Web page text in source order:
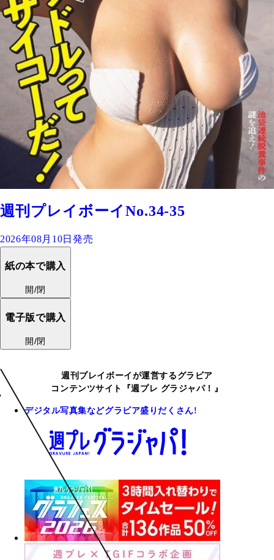
週刊プレイボーイNo.34-35
2026年08月10日発売
紙の本で購入
開/閉
電子版で購入
開/閉
週刊プレイボーイが運営するグラビア
コンテンツサイト『週プレ グラジャパ！』
デジタル写真集などグラビア盛りだくさん!